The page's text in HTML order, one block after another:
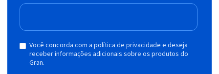
Você concorda com a política de privacidade e deseja
receber informações adicionais sobre os produtos do
Gran.